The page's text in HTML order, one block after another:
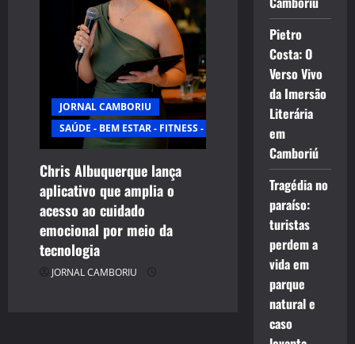
JORNAL CAMBORIU
SAÚDE - BEM ESTAR - FITNESS - ESPORTE
Chris Albuquerque lança
aplicativo que amplia o
acesso ao cuidado
emocional por meio da
tecnologia
JORNAL CAMBORIU
Pietro
Costa: O
Verso Vivo
da Imersão
Literária
em
Camboriú
Tragédia no
paraíso:
turistas
perdem a
vida em
parque
natural e
caso